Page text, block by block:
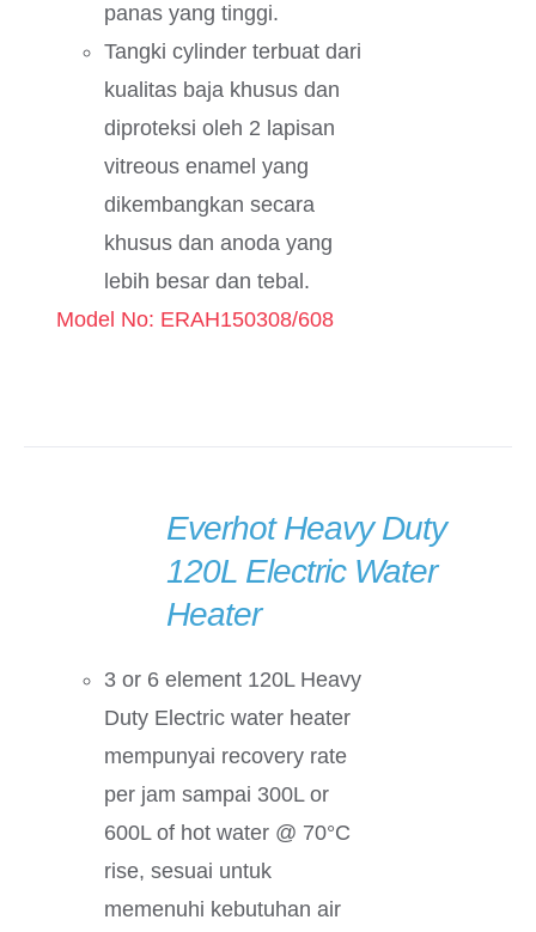
panas yang tinggi.
Tangki cylinder terbuat dari
kualitas baja khusus dan
diproteksi oleh 2 lapisan
vitreous enamel yang
dikembangkan secara
khusus dan anoda yang
lebih besar dan tebal.
Model No: ERAH150308/608
Everhot Heavy Duty
120L Electric Water
Heater
3 or 6 element 120L Heavy
Duty Electric water heater
mempunyai recovery rate
per jam sampai 300L or
600L of hot water @ 70°C
rise, sesuai untuk
memenuhi kebutuhan air